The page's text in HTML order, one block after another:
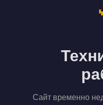
Сайт временно